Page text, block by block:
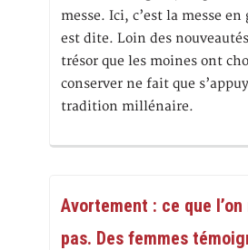
messe. Ici, c’est la messe
est dite. Loin des
trésor que les moines ont
conserver ne fait que
tradition millénaire.
Avortement : ce que
pas. Des femmes